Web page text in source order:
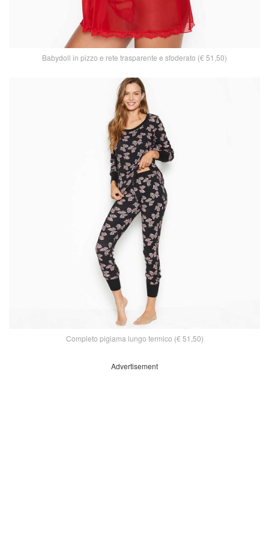
Babydoll in pizzo e rete trasparente e sfoderato (€ 51,50)
Completo pigiama lungo termico (€ 51,50)
Advertisement